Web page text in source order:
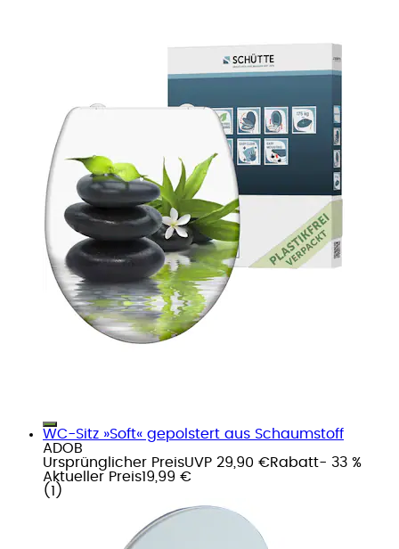
WC-Sitz »Soft« gepolstert aus Schaumstoff
ADOB
Ursprünglicher PreisUVP 29,90 €Rabatt- 33 %
Aktueller Preis19,99 €
( 1 )